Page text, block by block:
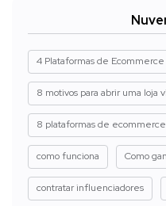
4 Plataformas de
8 motivos para abrir uma loja
8 plataformas de ecommerce
como funciona Como
contratar influenciadores